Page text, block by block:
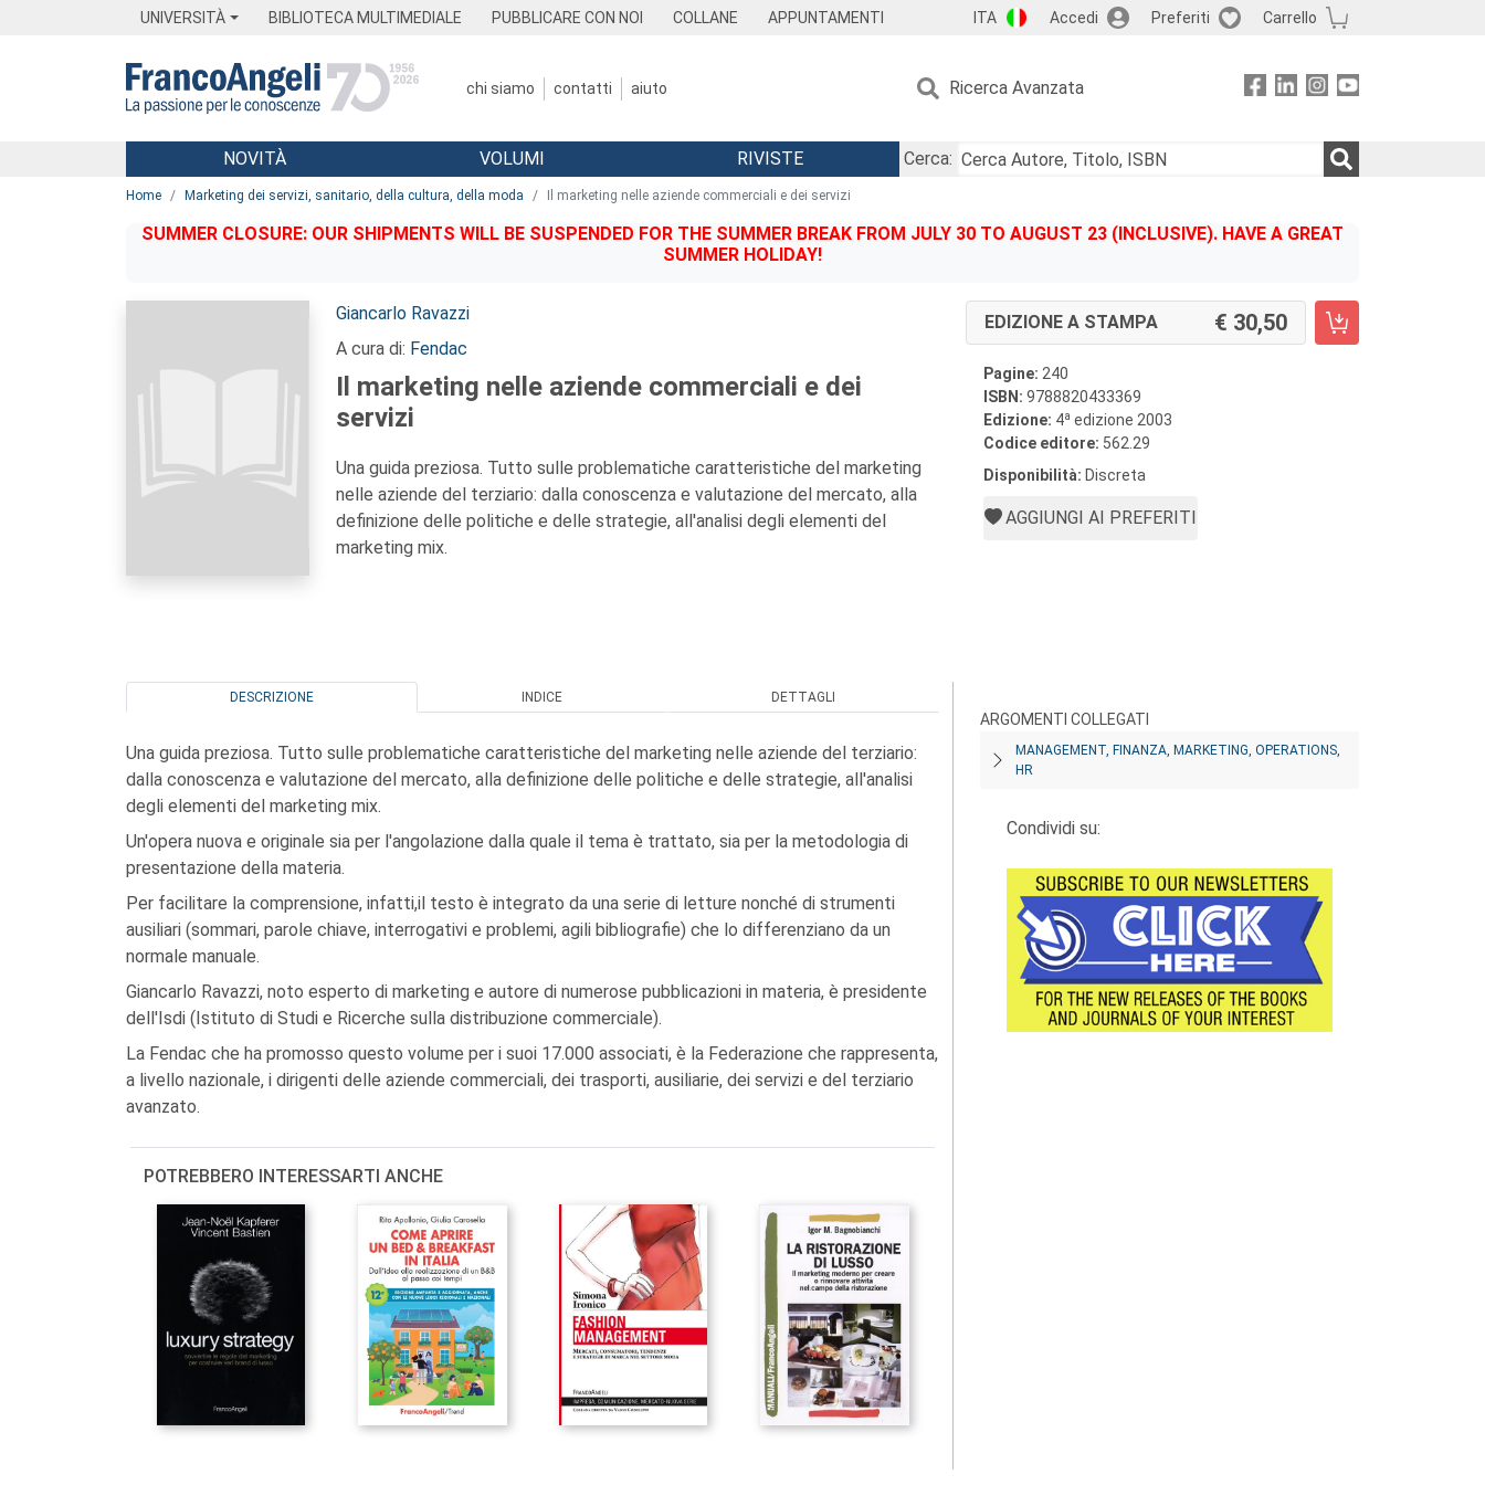
UNIVERSITÀ BIBLIOTECA MULTIMEDIALE PUBBLICARE CON NOI COLLANE APPUNTAMENTI ITA Accedi Preferiti Carrello
chi siamo contatti aiuto Ricerca Avanzata
Menu
NOVITÀ VOLUMI RIVISTE
Cerca:
Home Marketing dei servizi, sanitario, della cultura, della moda Il marketing nelle aziende commerciali e dei servizi
SUMMER CLOSURE: OUR SHIPMENTS WILL BE SUSPENDED FOR THE SUMMER BREAK FROM JULY 30 TO AUGUST 23 (INCLUSIVE). HAVE A GREAT
SUMMER HOLIDAY!
Autori:
Giancarlo Ravazzi
A cura di: Fendac
Il marketing nelle aziende commerciali e dei
servizi
Una guida preziosa. Tutto sulle problematiche caratteristiche del marketing
nelle aziende del terziario: dalla conoscenza e valutazione del mercato, alla
definizione delle politiche e delle strategie, all'analisi degli elementi del
marketing mix.
EDIZIONE A STAMPA 30,50
Pagine: 240
ISBN: 9788820433369
Edizione: 4a edizione 2003
Codice editore: 562.29
Disponibilità: Discreta
AGGIUNGI AI PREFERITI
DESCRIZIONE INDICE DETTAGLI
Una guida preziosa. Tutto sulle problematiche caratteristiche del marketing nelle aziende del terziario:
dalla conoscenza e valutazione del mercato, alla definizione delle politiche e delle strategie, all'analisi
degli elementi del marketing mix.
Un'opera nuova e originale sia per l'angolazione dalla quale il tema è trattato, sia per la metodologia di
presentazione della materia.
Per facilitare la comprensione, infatti,il testo è integrato da una serie di letture nonché di strumenti
ausiliari (sommari, parole chiave, interrogativi e problemi, agili bibliografie) che lo differenziano da un
normale manuale.
Giancarlo Ravazzi, noto esperto di marketing e autore di numerose pubblicazioni in materia, è presidente
dell'Isdi (Istituto di Studi e Ricerche sulla distribuzione commerciale).
La Fendac che ha promosso questo volume per i suoi 17.000 associati, è la Federazione che rappresenta,
a livello nazionale, i dirigenti delle aziende commerciali, dei trasporti, ausiliarie, dei servizi e del terziario
avanzato.
POTREBBERO INTERESSARTI ANCHE
ARGOMENTI COLLEGATI
MANAGEMENT, FINANZA, MARKETING, OPERATIONS,
HR
Condividi su: